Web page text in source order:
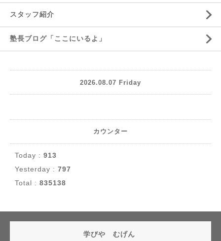
スタッフ紹介
塾長ブログ「ここにいるよ」
2026.08.07 Friday
カウンター
Today : 913
Yesterday : 797
Total : 835138
学びや むげん